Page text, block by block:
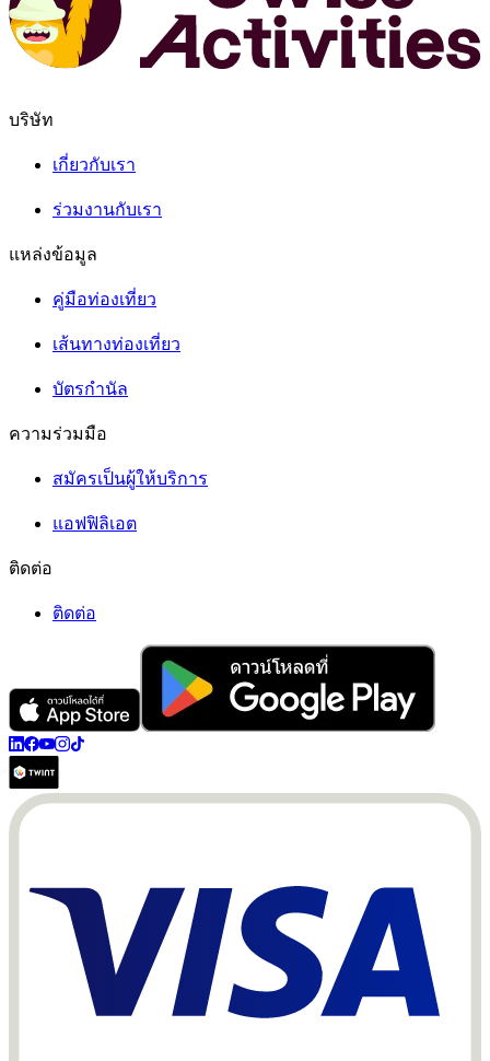
บริษัท
เกี่ยวกับเรา
ร่วมงานกับเรา
แหล่งข้อมูล
คู่มือท่องเที่ยว
เส้นทางท่องเที่ยว
บัตรกำนัล
ความร่วมมือ
สมัครเป็นผู้ให้บริการ
แอฟฟิลิเอต
ติดต่อ
ติดต่อ